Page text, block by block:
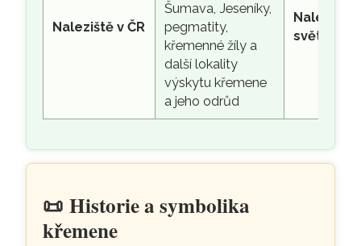
Naleziště v ČR
Šumava, Jeseníky,
pegmatity,
křemenné žíly a
další lokality
výskytu křemene
a jeho odrůd
Naleziště
světě
📜Historie a symbolika
křemene